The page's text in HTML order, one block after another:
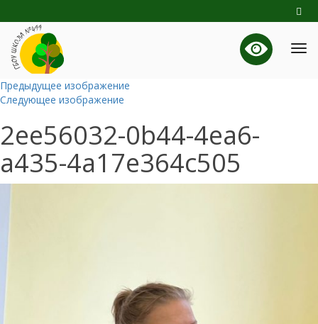
Предыдущее изображение
Следующее изображение
2ee56032-0b44-4ea6-
a435-4a17e364c505